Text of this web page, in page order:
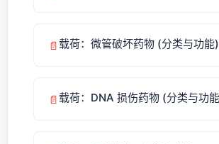
📄载荷：微管破坏药物 (分类与功能)
📄载荷：DNA 损伤药物 (分类与功